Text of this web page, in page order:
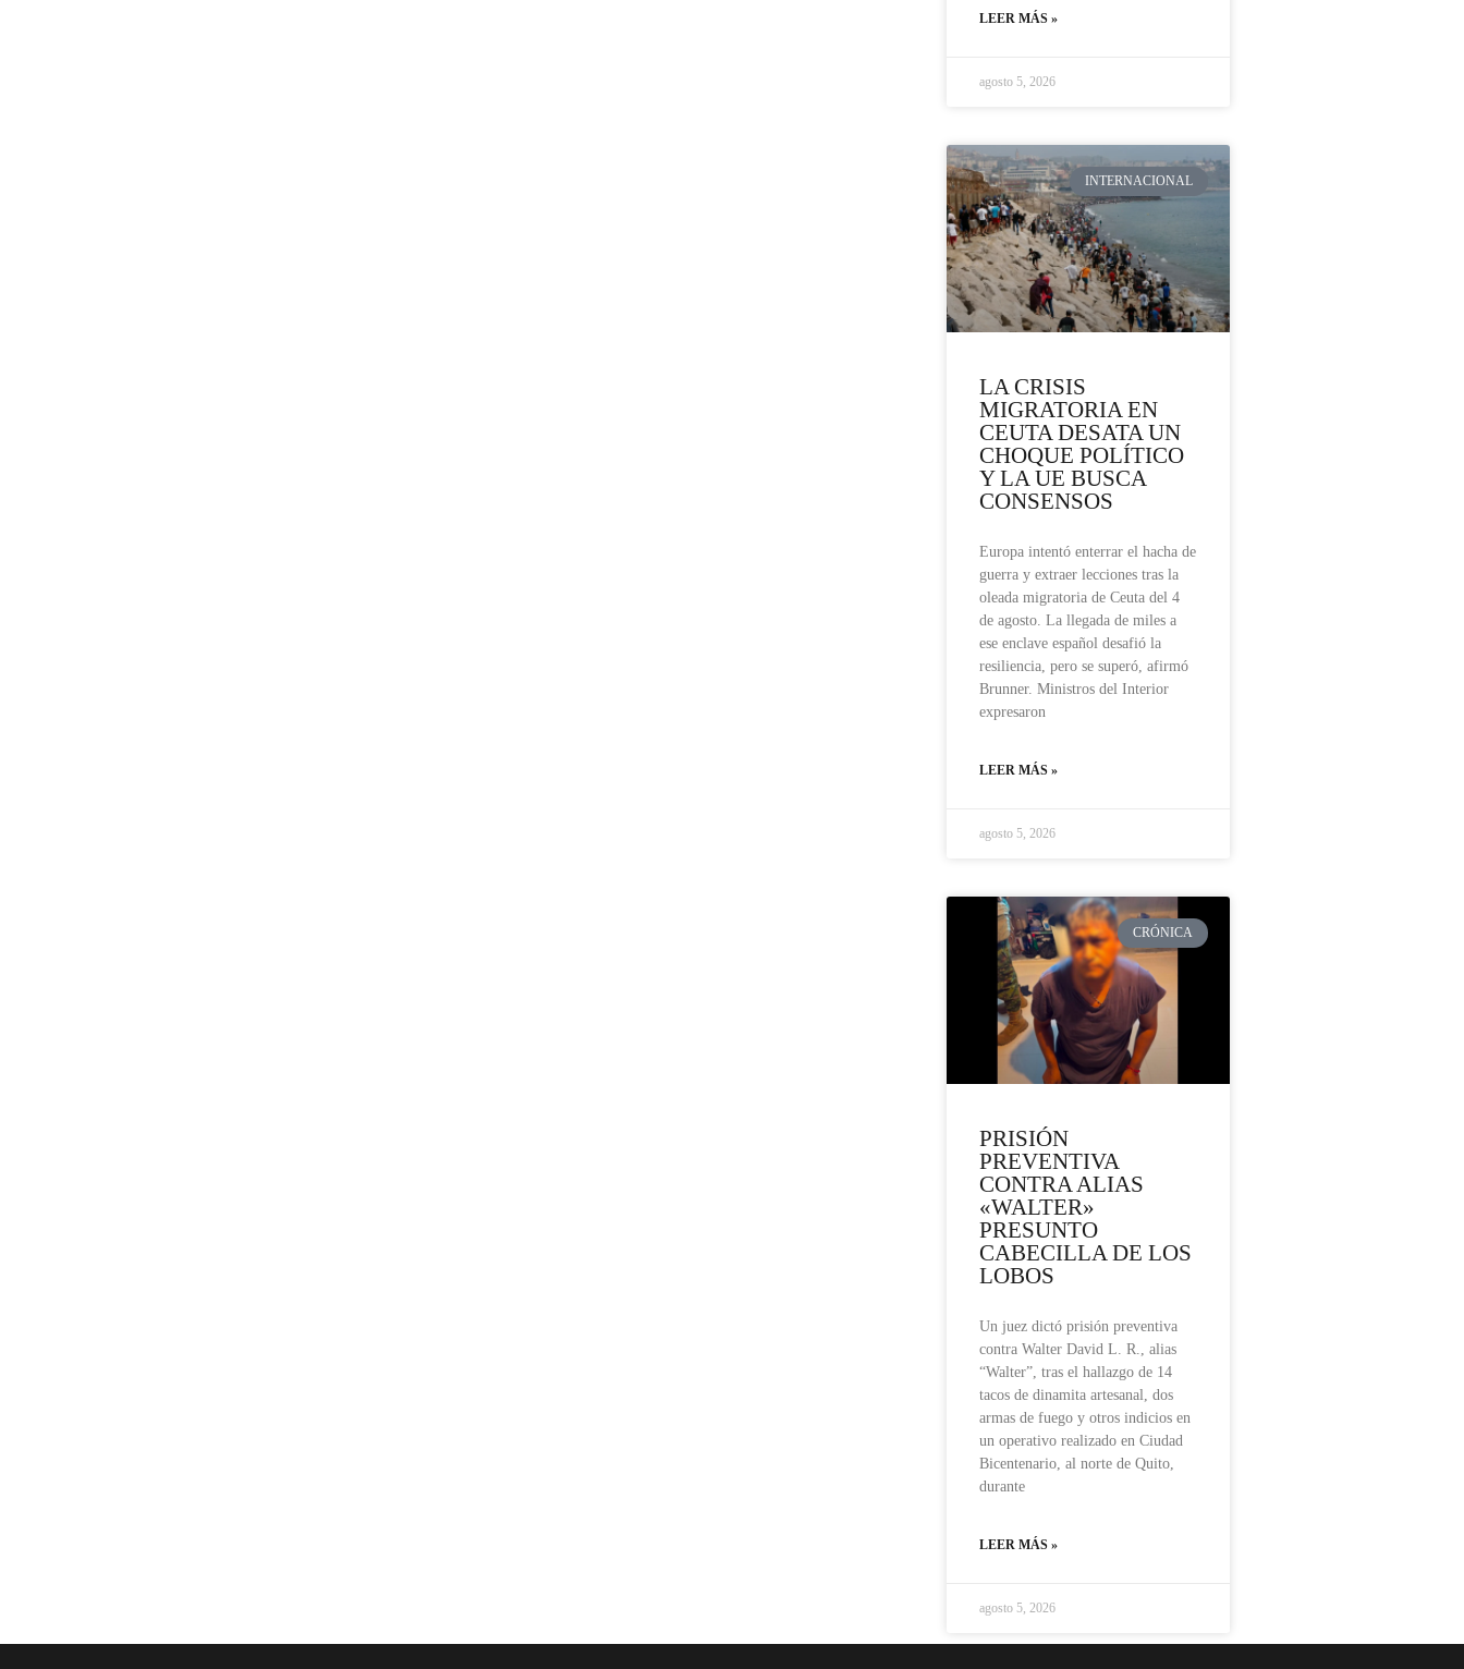
LEER MÁS »
agosto 5, 2026
INTERNACIONAL
LA CRISIS
MIGRATORIA EN
CEUTA DESATA UN
CHOQUE POLÍTICO
Y LA UE BUSCA
CONSENSOS
Europa intentó enterrar el hacha de
guerra y extraer lecciones tras la
oleada migratoria de Ceuta del 4
de agosto. La llegada de miles a
ese enclave español desafió la
resiliencia, pero se superó, afirmó
Brunner. Ministros del Interior
expresaron
LEER MÁS »
agosto 5, 2026
CRÓNICA
PRISIÓN
PREVENTIVA
CONTRA ALIAS
«WALTER»
PRESUNTO
CABECILLA DE LOS
LOBOS
Un juez dictó prisión preventiva
contra Walter David L. R., alias
“Walter”, tras el hallazgo de 14
tacos de dinamita artesanal, dos
armas de fuego y otros indicios en
un operativo realizado en Ciudad
Bicentenario, al norte de Quito,
durante
LEER MÁS »
agosto 5, 2026